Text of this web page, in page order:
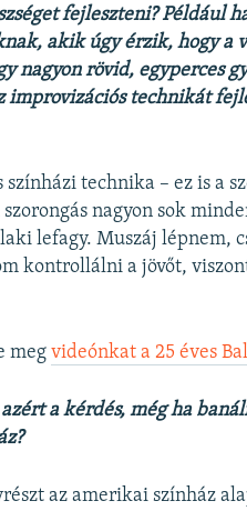
fejleszteni? Például
akik úgy érzik, hogy a
nagyon rövid, egyperces
improvizációs technikát
technika – ez is a
nagyon sok
lefagy. Muszáj lépnem,
kontrollálni a jövőt,
megvideónkat a 25 éves
a kérdés, még ha
az amerikai színház